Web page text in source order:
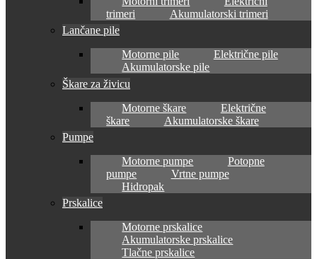
trimeri
Akumulatorski trimeri
Lančane pile
Motorne pile
Električne pile
Akumulatorske pile
Škare za živicu
Motorne škare
Električne
škare
Akumulatorske škare
Pumpe
Motorne pumpe
Potopne
pumpe
Vrtne pumpe
Hidropak
Prskalice
Motorne prskalice
Akumulatorske prskalice
Tlačne prskalice